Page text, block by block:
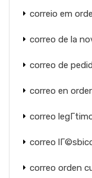
correio em
correo de la
correo de
correo en
correo
correo
correo orden